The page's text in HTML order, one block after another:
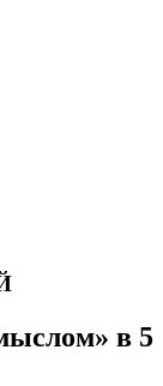
в 5